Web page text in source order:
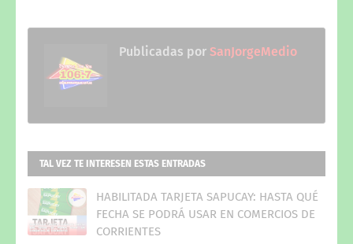
Publicadas por SanJorgeMedio
TAL VEZ TE INTERESEN ESTAS ENTRADAS
HABILITADA TARJETA SAPUCAY: HASTA QUÉ
FECHA SE PODRÁ USAR EN COMERCIOS DE
CORRIENTES